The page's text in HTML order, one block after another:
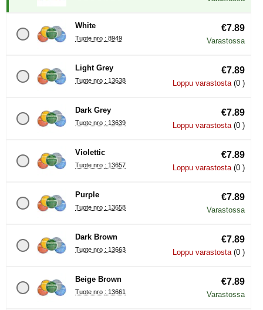
White
Tuote nro : 8949
€7.89
Varastossa
Light Grey
Tuote nro : 13638
€7.89
Loppu varastosta (0 )
Dark Grey
Tuote nro : 13639
€7.89
Loppu varastosta (0 )
Violettic
Tuote nro : 13657
€7.89
Loppu varastosta (0 )
Purple
Tuote nro : 13658
€7.89
Varastossa
Dark Brown
Tuote nro : 13663
€7.89
Loppu varastosta (0 )
Beige Brown
Tuote nro : 13661
€7.89
Varastossa